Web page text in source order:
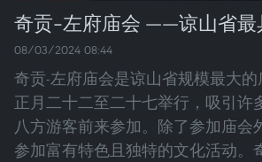
奇贡-左府庙会 ——谅山省最
08/03/2024 08:44
奇贡-左府庙会是谅山省规模最大
正月二十二至二十七举行，吸引许
八方游客前来参加。除了参加庙会
参加富有特色且独特的文化活动。